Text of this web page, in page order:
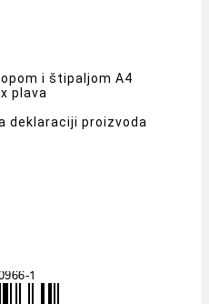
i štipaljom A4
plava
deklaraciji proizvoda